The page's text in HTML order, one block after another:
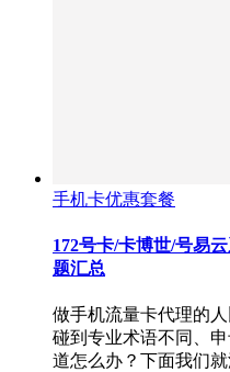
手机卡优惠套餐
172号卡/卡博世/号易
题汇总
做手机流量卡代理的
碰到专业术语不同、
道怎么办？下面我们